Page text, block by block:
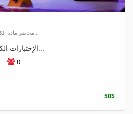
محاضر مادة الكيمياء وباحث في الطاقة...
الإختبارات الكيميائية للأدلة الجنائية في م...
0
50$